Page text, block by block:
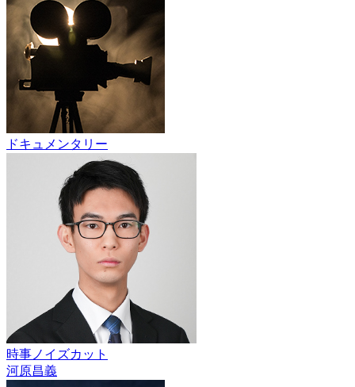
ドキュメンタリー
時事ノイズカット
河原昌義